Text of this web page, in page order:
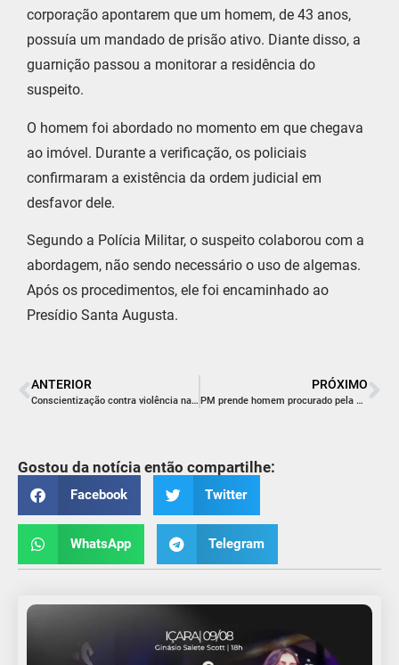
corporação apontarem que um homem, de 43 anos,
possuía um mandado de prisão ativo. Diante disso, a
guarnição passou a monitorar a residência do
suspeito.
O homem foi abordado no momento em que chegava
ao imóvel. Durante a verificação, os policiais
confirmaram a existência da ordem judicial em
desfavor dele.
Segundo a Polícia Militar, o suspeito colaborou com a
abordagem, não sendo necessário o uso de algemas.
Após os procedimentos, ele foi encaminhado ao
Presídio Santa Augusta.
ANTERIOR
Conscientização contra violência nas escolas e consumo de álcool são pautas da Câmara Mirim
PRÓXIMO
PM prende homem procurado pela Justiça em Forquilhinha
Gostou da notícia então compartilhe:
Facebook Twitter
WhatsApp Telegram